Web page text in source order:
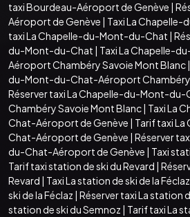
taxi Bourdeau-Aéroport de Genève |
Aéroport de Genève | Taxi La
taxi La Chapelle-du-Mont-du-Chat |
du-Mont-du-Chat | Taxi La Chapelle-
Aéroport Chambéry Savoie Mont Blanc|
du-Mont-du-Chat-Aéroport Chambéry
Réserver taxi La Chapelle-du-Mont-
Chambéry Savoie Mont Blanc| Taxi La
Chat-Aéroport de Genève | Tarif taxi
Chat-Aéroport de Genève | Réserver
du-Chat-Aéroport de Genève | Taxi
Tarif taxi station de ski du Revard |
Revard | Taxi La station de ski de la Féclaz
ski de la Féclaz | Réserver taxi La station
station de ski du Semnoz | Tarif taxi La